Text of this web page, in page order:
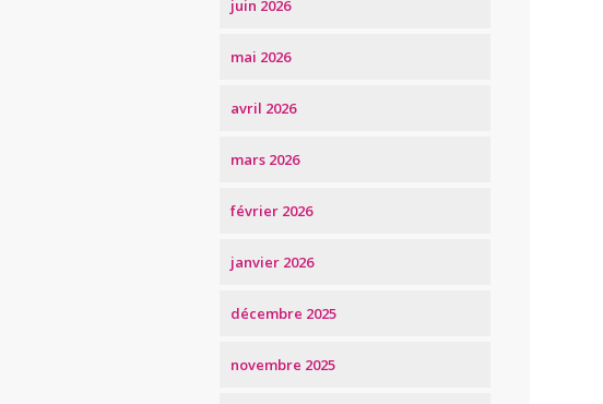
juin 2026
mai 2026
avril 2026
mars 2026
février 2026
janvier 2026
décembre 2025
novembre 2025